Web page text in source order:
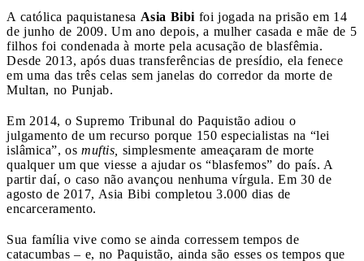
A católica paquistanesa Asia Bibi foi jogada na prisão em 14
de junho de 2009. Um ano depois, a mulher casada e mãe de 5
filhos foi condenada à morte pela acusação de blasfêmia.
Desde 2013, após duas transferências de presídio, ela fenece
em uma das três celas sem janelas do corredor da morte de
Multan, no Punjab.
Em 2014, o Supremo Tribunal do Paquistão adiou o
julgamento de um recurso porque 150 especialistas na “lei
islâmica”, os muftis, simplesmente ameaçaram de morte
qualquer um que viesse a ajudar os “blasfemos” do país. A
partir daí, o caso não avançou nenhuma vírgula. Em 30 de
agosto de 2017, Asia Bibi completou 3.000 dias de
encarceramento.
Sua família vive como se ainda corressem tempos de
catacumbas – e, no Paquistão, ainda são esses os tempos que